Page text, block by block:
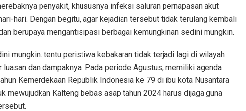
penyakit, khususnya infeksi saluran pernapasan akut
hari. Dengan begitu, agar kejadian tersebut tidak terulang kembali
berupaya mengantisipasi berbagai kemungkinan sedini mungkin.
mungkin, tentu peristiwa kebakaran tidak terjadi lagi di wilayah
dan dampaknya. Pada periode Agustus, memiliki agenda
Kemerdekaan Republik Indonesia ke 79 di ibu kota Nusantara
mewujudkan Kalteng bebas asap tahun 2024 harus dijaga guna